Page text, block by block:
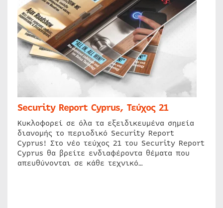
Security Report Cyprus, Τεύχος 21
Κυκλοφορεί σε όλα τα εξειδικευμένα σημεία
διανομής το περιοδικό Security Report
Cyprus! Στο νέο τεύχος 21 του Security Report
Cyprus θα βρείτε ενδιαφέροντα θέματα που
απευθύνονται σε κάθε τεχνικό…